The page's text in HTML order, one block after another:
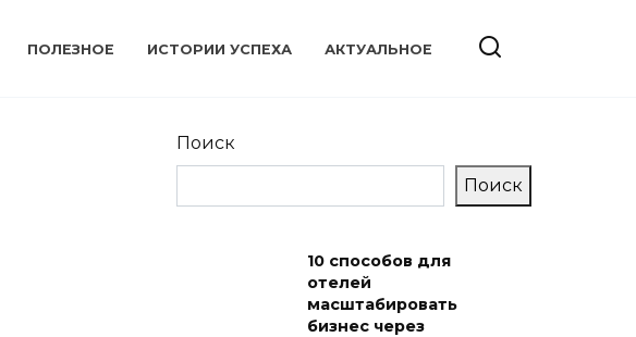
ПОЛЕЗНОЕ ИСТОРИИ УСПЕХА АКТУАЛЬНОЕ
Поиск
Поиск
10 способов для
отелей
масштабировать
бизнес через